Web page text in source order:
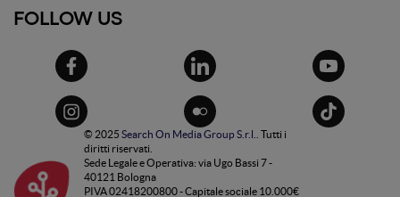
FOLLOW US
© 2025 Search On Media Group S.r.l.
. Tutti i
diritti riservati.
Sede Legale e Operativa: via Ugo Bassi 7 -
40121 Bologna
PIVA 02418200800 - Capitale sociale 10.000€